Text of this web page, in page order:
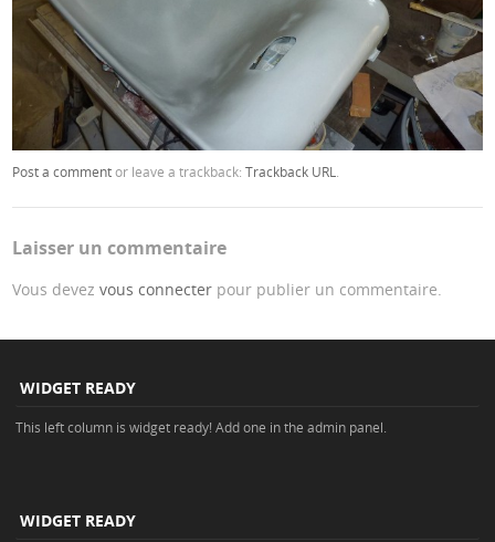
Post a commentor leave a trackback:Trackback URL
Laisser un commentaire
Vous devezvous connecter pour publier un commentaire.
WIDGET READY
This left column is widget ready! Add one in the admin panel.
WIDGET READY